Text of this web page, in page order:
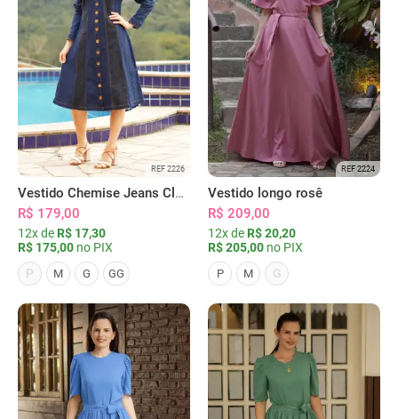
REF 2226
Vestido Chemise Jeans Clássica Serena
R$ 179,00
12x de R$ 17,30
R$ 175,00 no PIX
P
M G GG
REF 2224
Vestido longo rosê
R$ 209,00
12x de R$ 20,20
R$ 205,00 no PIX
P M G